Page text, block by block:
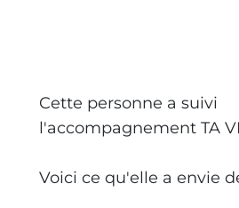
Cette personne a suivi
l'accompagnement TA
Voici ce qu'elle a envie